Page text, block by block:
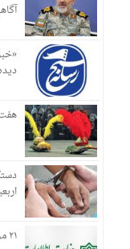
۲۱ مزدور موساد شناسایی و بازداشت شدند